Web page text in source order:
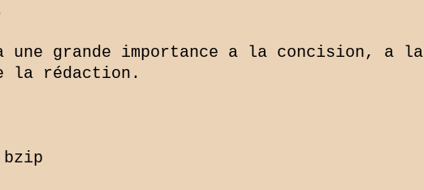
une grande importance a la concision,
la rédaction.
bzip